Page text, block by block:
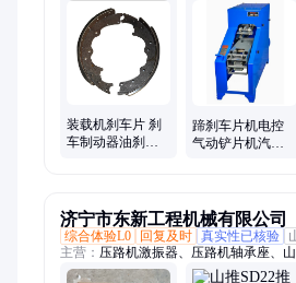
装载机刹车片 刹
车制动器油刹车
蹄刹车片机电控
气动铲片机汽车
济宁市东新工程机械有限公司
综合体验L0
回复及时 真实性已核验
主营： 压路机激振器、压路机轴承座、
轮、山推轴承罩、山推压路机配件、山